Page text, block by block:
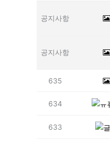
공지사항
공지사항
635
634
633